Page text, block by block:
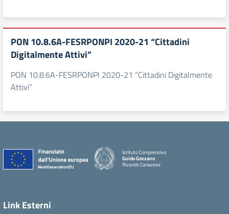
PON 10.8.6A-FESRPONPI 2020-21 “Cittadini
Digitalmente Attivi”
PON 10.8.6A-FESRPONPI 2020-21 “Cittadini Digitalmente
Attivi”
Istituto Comprensivo
Guido Gozzano
Rivarolo Canavese
Link Esterni